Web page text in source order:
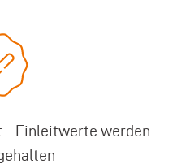
Einleitwerte werden